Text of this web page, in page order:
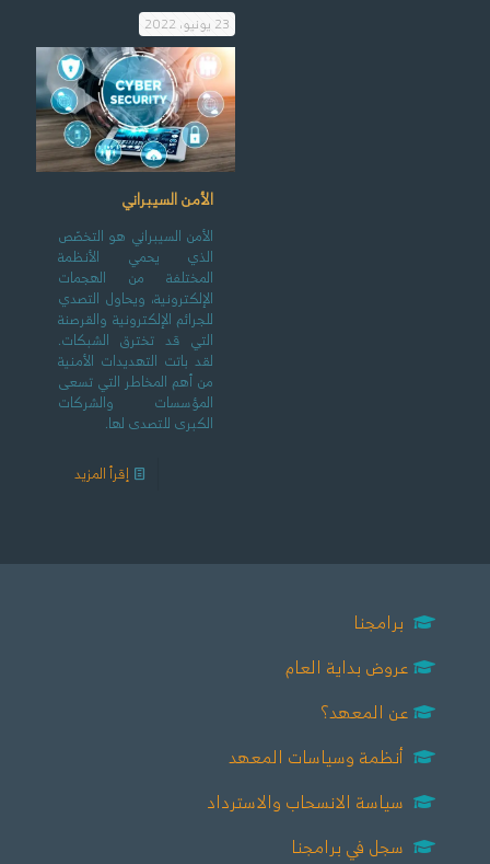
23 يونيو، 2022
الأمن السيبراني
الأمن السيبراني هو التخصّص
الذي يحمي الأنظمة
المختلفة من الهجمات
الإلكترونية، ويحاول التصدي
للجرائم الإلكترونية والقرصنة
التي قد تخترق الشبكات.
لقد باتت التهديدات الأمنية
من أهم المخاطر التي تسعى
المؤسسات والشركات
الكبرى للتصدى لها.
إقرأ المزيد
برامجنا
عروض بداية العام
عن المعهد؟
أنظمة وسياسات المعهد
سياسة الانسحاب والاسترداد
سجل في برامجنا